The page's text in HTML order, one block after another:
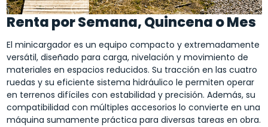
Renta por Semana, Quincena o Mes
El minicargador es un equipo compacto y extremadamente
versátil, diseñado para carga, nivelación y movimiento de
materiales en espacios reducidos. Su tracción en las cuatro
ruedas y su eficiente sistema hidráulico le permiten operar
en terrenos difíciles con estabilidad y precisión. Además, su
compatibilidad con múltiples accesorios lo convierte en una
máquina sumamente práctica para diversas tareas en obra.